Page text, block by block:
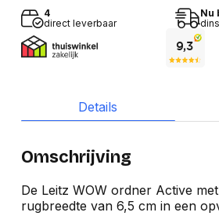
4
direct leverbaar
Nu
Details
Omschrijving
De Leitz WOW ordner Active
rugbreedte van 6,5 cm in een